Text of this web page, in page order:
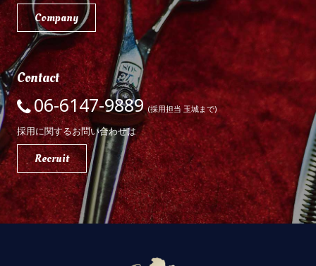
Company
Contact
06-6147-9889 (採用担当 玉城まで)
採用に関するお問い合わせは
Recruit